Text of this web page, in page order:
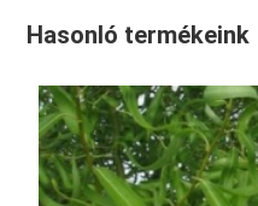
Hasonló termékeink